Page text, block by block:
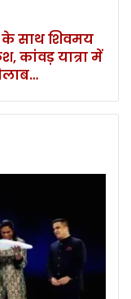
साथ शिवमय
कांवड़ यात्रा में